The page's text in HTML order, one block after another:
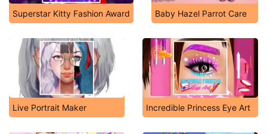
Superstar Kitty Fashion Award Baby Hazel Parrot Care
Live Portrait Maker Incredible Princess Eye Art